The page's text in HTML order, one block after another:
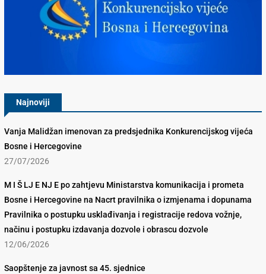
Najnoviji
Vanja Malidžan imenovan za predsjednika Konkurencijskog vijeća
Bosne i Hercegovine
27/07/2026
M I Š LJ E NJ E po zahtjevu Ministarstva komunikacija i prometa
Bosne i Hercegovine na Nacrt pravilnika o izmjenama i dopunama
Pravilnika o postupku usklađivanja i registracije redova vožnje,
načinu i postupku izdavanja dozvole i obrascu dozvole
12/06/2026
Saopštenje za javnost sa 45. sjednice